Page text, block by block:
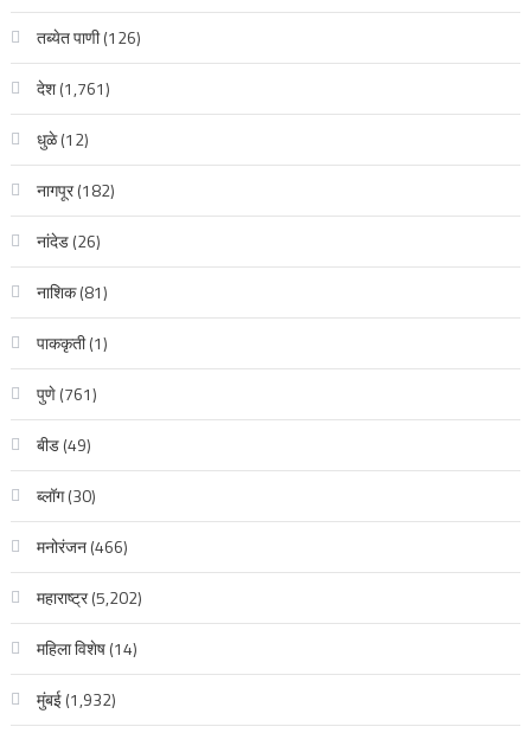
तब्येत पाणी(126)
देश(1,761)
धुळे(12)
नागपूर(182)
नांदेड(26)
नाशिक(81)
पाककृती(1)
पुणे(761)
बीड(49)
ब्लॉग(30)
मनोरंजन(466)
महाराष्ट्र(5,202)
महिला विशेष(14)
मुंबई(1,932)